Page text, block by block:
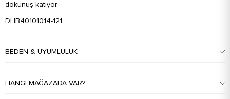
dokunuş katıyor.
DHB40101014-121
BEDEN & UYUMLULUK
HANGI MAĞAZADA VAR?